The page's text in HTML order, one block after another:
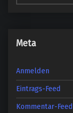
Meta
Anmelden
Eintrags-Feed
Kommentar-Feed